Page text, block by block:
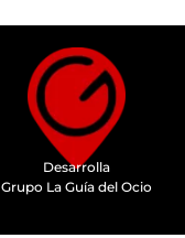
Desarrolla
Grupo La Guía del Ocio